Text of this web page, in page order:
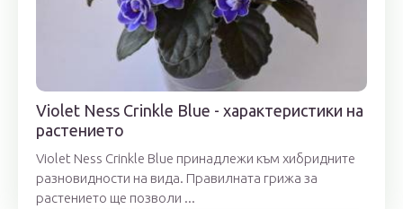
Violet Ness Crinkle Blue - характеристики на
растението
Violet Ness Crinkle Blue принадлежи към хибридните
разновидности на вида. Правилната грижа за
растението ще позволи ...